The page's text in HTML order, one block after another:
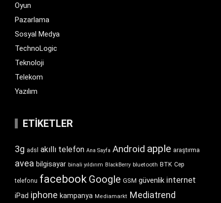
Oyun
Pazarlama
Sosyal Medya
TechnoLogic
Teknoloji
Telekom
Yazılım
ETIKETLER
3g adsl akıllı telefon Ana Sayfa Android apple araştırma
avea bilgisayar binali yıldırım BlackBerry bluetooth BTK Cep
telefonu facebook Google GSM güvenlik internet
iPad iphone kampanya Mediamarkt Mediatrend